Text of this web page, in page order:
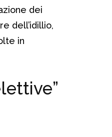
dei
dell’idillio,
in